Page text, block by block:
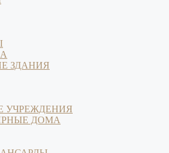
ЗДАНИЯ
УЧРЕЖДЕНИЯ
ДОМА